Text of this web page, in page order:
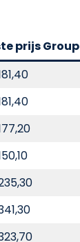
prijs